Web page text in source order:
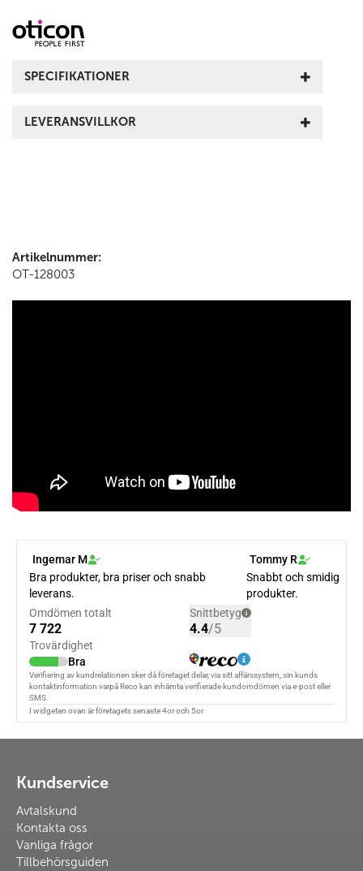
SPECIFIKATIONER
LEVERANSVILLKOR
Artikelnummer:
OT-128003
Kundservice
Avtalskund
Kontakta oss
Vanliga frågor
Tillbehörsguiden